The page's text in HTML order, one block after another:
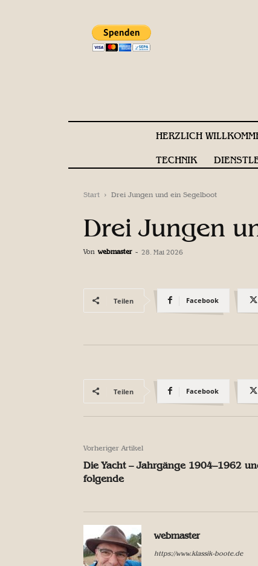
HERZLICH
TECHNIK
Start Drei Jungen und ein Segelboot
Drei Jungen
Von webmaster - 28. Mai 2026
Teilen Facebook
Teilen Facebook
Vorheriger Artikel
Die Yacht – Jahrgänge 1904–1962
folgende
webmaster
https://www.klassik-boote.de